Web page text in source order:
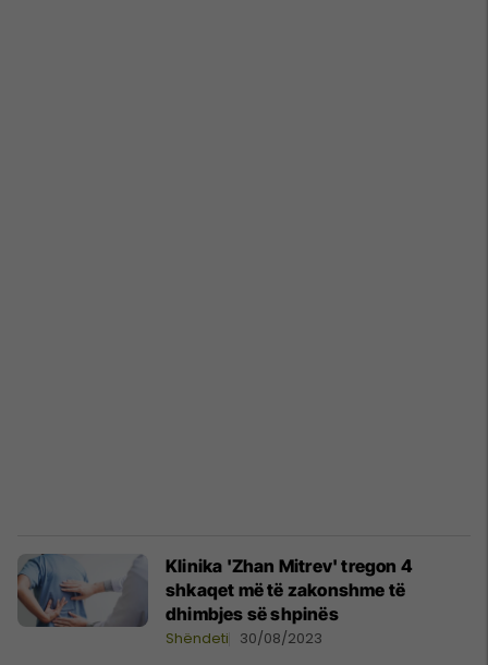
Klinika 'Zhan Mitrev' tregon 4
shkaqet më të zakonshme të
dhimbjes së shpinës
Shëndeti 30/08/2023